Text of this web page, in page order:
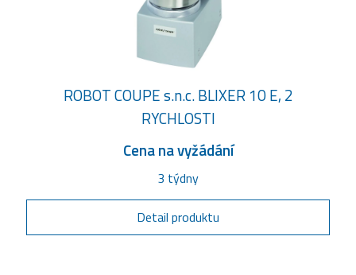
ROBOT COUPE s.n.c. BLIXER 10 E, 2
RYCHLOSTI
Cena na vyžádání
3 týdny
Detail produktu